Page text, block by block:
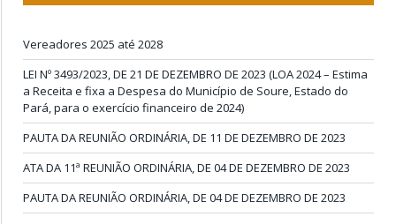
Vereadores 2025 até 2028
LEI Nº 3493/2023, DE 21 DE DEZEMBRO DE 2023 (LOA 2024 – Estima
a Receita e fixa a Despesa do Município de Soure, Estado do
Pará, para o exercício financeiro de 2024)
PAUTA DA REUNIÃO ORDINÁRIA, DE 11 DE DEZEMBRO DE 2023
ATA DA 11ª REUNIÃO ORDINÁRIA, DE 04 DE DEZEMBRO DE 2023
PAUTA DA REUNIÃO ORDINÁRIA, DE 04 DE DEZEMBRO DE 2023